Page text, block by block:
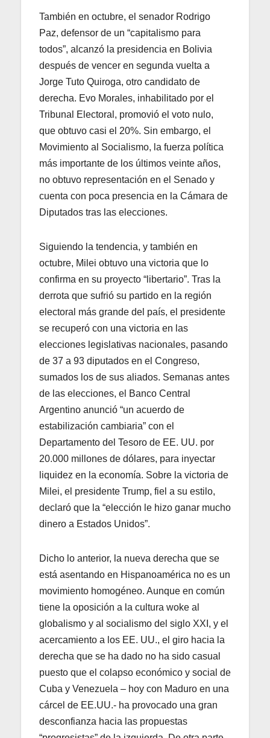
También en octubre, el senador Rodrigo
Paz, defensor de un “capitalismo para
todos”, alcanzó la presidencia en Bolivia
después de vencer en segunda vuelta a
Jorge Tuto Quiroga, otro candidato de
derecha. Evo Morales, inhabilitado por el
Tribunal Electoral, promovió el voto nulo,
que obtuvo casi el 20%. Sin embargo, el
Movimiento al Socialismo, la fuerza política
más importante de los últimos veinte años,
no obtuvo representación en el Senado y
cuenta con poca presencia en la Cámara de
Diputados tras las elecciones.
Siguiendo la tendencia, y también en
octubre, Milei obtuvo una victoria que lo
confirma en su proyecto “libertario”. Tras la
derrota que sufrió su partido en la región
electoral más grande del país, el presidente
se recuperó con una victoria en las
elecciones legislativas nacionales, pasando
de 37 a 93 diputados en el Congreso,
sumados los de sus aliados. Semanas antes
de las elecciones, el Banco Central
Argentino anunció “un acuerdo de
estabilización cambiaria” con el
Departamento del Tesoro de EE. UU. por
20.000 millones de dólares, para inyectar
liquidez en la economía. Sobre la victoria de
Milei, el presidente Trump, fiel a su estilo,
declaró que la “elección le hizo ganar mucho
dinero a Estados Unidos”.
Dicho lo anterior, la nueva derecha que se
está asentando en Hispanoamérica no es un
movimiento homogéneo. Aunque en común
tiene la oposición a la cultura woke al
globalismo y al socialismo del siglo XXI, y el
acercamiento a los EE. UU., el giro hacia la
derecha que se ha dado no ha sido casual
puesto que el colapso económico y social de
Cuba y Venezuela – hoy con Maduro en una
cárcel de EE.UU.- ha provocado una gran
desconfianza hacia las propuestas